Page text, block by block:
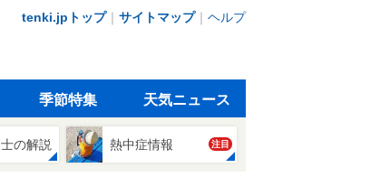
tenki.jpトップ｜ サイトマップ｜ ヘルプ
季節特集 天気ニュース
の解説 熱中症情報 注目